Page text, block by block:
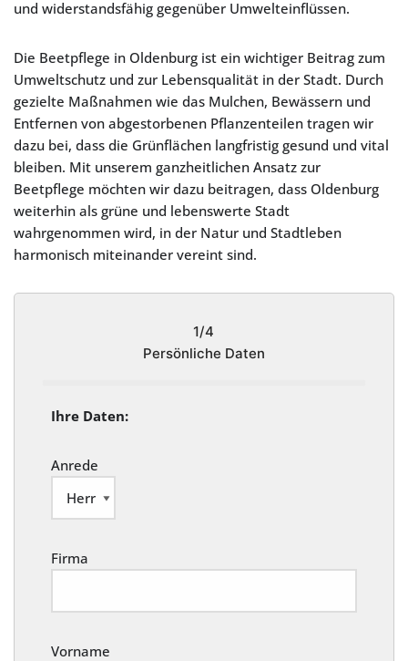
und widerstandsfähig gegenüber Umwelteinflüssen.
Die Beetpflege in Oldenburg ist ein wichtiger Beitrag zum
Umweltschutz und zur Lebensqualität in der Stadt. Durch
gezielte Maßnahmen wie das Mulchen, Bewässern und
Entfernen von abgestorbenen Pflanzenteilen tragen wir
dazu bei, dass die Grünflächen langfristig gesund und vital
bleiben. Mit unserem ganzheitlichen Ansatz zur
Beetpflege möchten wir dazu beitragen, dass Oldenburg
weiterhin als grüne und lebenswerte Stadt
wahrgenommen wird, in der Natur und Stadtleben
harmonisch miteinander vereint sind.
1/4
Persönliche Daten
Ihre Daten:
Anrede
Firma
Vorname